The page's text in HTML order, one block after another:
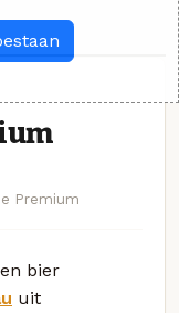
Premium
bier
uit